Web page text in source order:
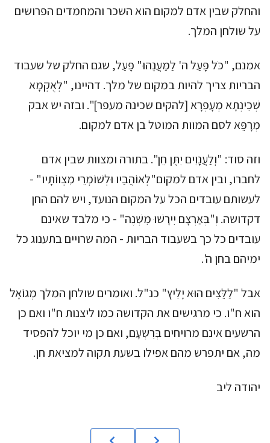
והחלק שבין אדם למקום הוא השכר והמחמדים הפרושים
על שולחן המלך.
אמנם, "כֹּל פָּעַל ה' לַמַּעֲנֵהוּ" פָּעַל, שגם החלק של שעבוד
הבריות צריך להיות במקום של מלך. דהיינו, "לְאֻקְמָא
שְׁכִינְתָא מְעָפְרָא [להקים שכינה מעפר]". ובזה יש אבק
מְרָפֵּא לסם המוות המוטל בן אדם למקום.
וזה סוד: "וְלַעֲנָוִים יִתֶּן חֵן". בתורה ומצוות שבין אדם
לחברו, ובין אדם למקום"לְאוֹהֲבַיו וּלְשׁוֹמְרֵי מִצְווֹתָיו" -
לעשותם עובדים הכל על המקום הנועד, ויש להם החן
דקדושה. וְ"בְּאַרְצָם יִירָשׁוּ מִשְׁנֶה" - כי מלבד שאינם
עובדים כל כך בשעבוד הבריות - המה שרויים בתענוג כל
ימיהם בחן ה'.
אבל "לַלֵּצִים הוּא יָלִיץ" כנ"ל. ואומרים שולחן המלך מְגוֹאָל
הוא ח"ו. כי מרגישים את הקדושה כמו ליצנות ח"ו ואם כן
הרשעים אינם מרויחים בְּרִשְעָם, ואם כן מי יוכל להפסיד
מה, אם יתפרש מהם אפילו בשעת תקוה למציאת חן.
יהודה ליב